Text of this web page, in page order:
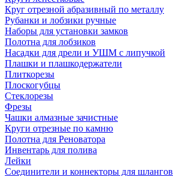
Круг отрезной абразивный по металлу
Рубанки и лобзики ручные
Наборы для установки замков
Полотна для лобзиков
Насадки для дрели и УШМ с липучкой
Плашки и плашкодержатели
Плиткорезы
Плоскогубцы
Стеклорезы
Фрезы
Чашки алмазные зачистные
Круги отрезные по камню
Полотна для Реноватора
Инвентарь для полива
Лейки
Соединители и коннекторы для шлангов